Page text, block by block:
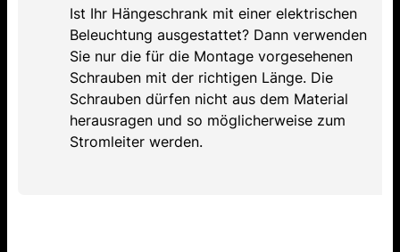
Ist Ihr Hängeschrank mit einer elektrischen
Beleuchtung ausgestattet? Dann verwenden
Sie nur die für die Montage vorgesehenen
Schrauben mit der richtigen Länge. Die
Schrauben dürfen nicht aus dem Material
herausragen und so möglicherweise zum
Stromleiter werden.